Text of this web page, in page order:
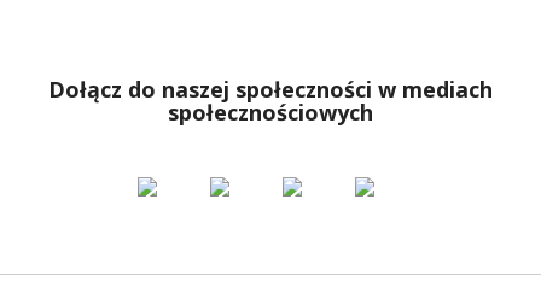
Dołącz do naszej społeczności w mediach
społecznościowych